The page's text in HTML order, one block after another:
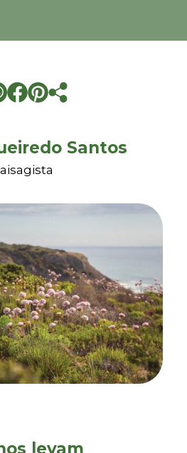
Santos
levam